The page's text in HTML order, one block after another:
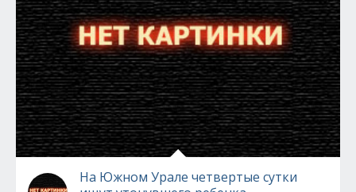
На Южном Урале четвертые сутки